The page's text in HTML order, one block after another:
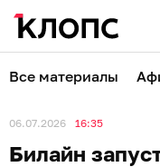
Все материалы
06.07.2026 16:35
Билайн